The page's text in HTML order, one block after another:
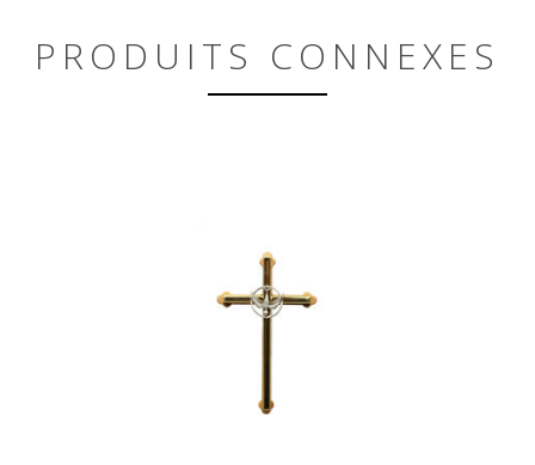
PRODUITS CONNEXES